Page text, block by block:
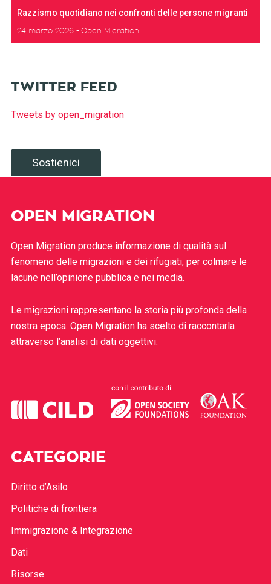
Razzismo quotidiano nei confronti delle persone migranti
24 marzo 2026 Open Migration
TWITTER FEED
Tweets by open_migration
Sostienici
OPEN MIGRATION
Open Migration produce informazione di qualità sul
fenomeno delle migrazioni e dei rifugiati, per colmare le
lacune nell’opinione pubblica e nei media.
Le migrazioni rappresentano la storia più profonda della
nostra epoca. Open Migration ha scelto di raccontarla
attraverso l’analisi di dati oggettivi.
CATEGORIE
Diritto d’Asilo
Politiche di frontiera
Immigrazione & Integrazione
Dati
Risorse